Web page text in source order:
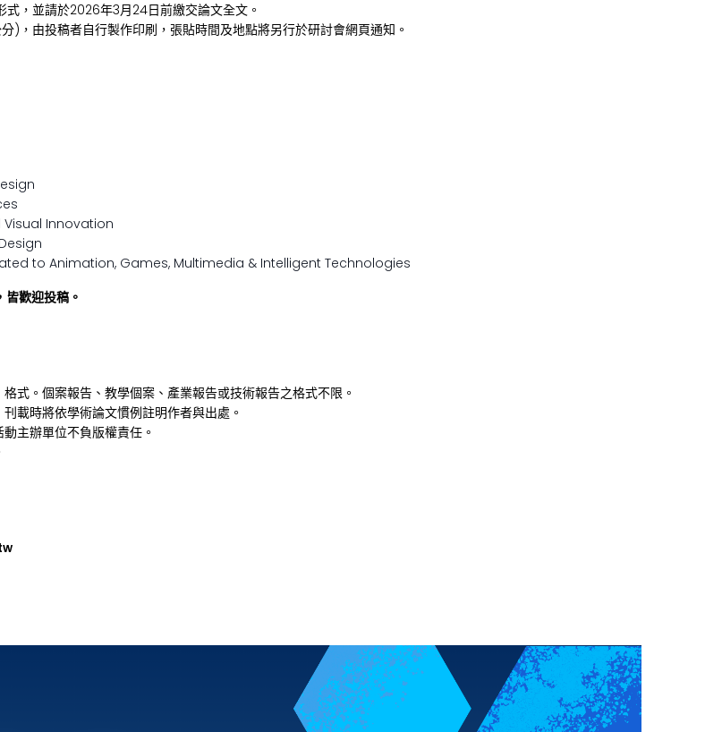
，並請於2026年3月24日前繳交論文全文。
)，由投稿者自行製作印刷，張貼時間及地點將另行於研討會網頁通知。
Visual Innovation
to Animation, Games, Multimedia & Intelligent Technologies
歡迎投稿。
式。個案報告、教學個案、產業報告或技術報告之格式不限。
載時將依學術論文慣例註明作者與出處。
主辦單位不負版權責任。